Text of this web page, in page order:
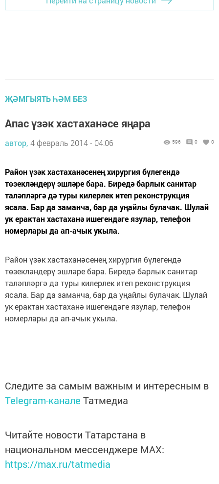
ҖӘМГЫЯТЬ ҺӘМ БЕЗ
Апас үзәк хастаханәсе яңара
автор, 4 февраль 2014 - 04:06 596 0 0
Район үзәк хастаханәсенең хирургия бүлегендә
төзекләндерү эшләре бара. Биредә барлык санитар
таләпләргә дә туры килерлек итеп реконструкция
ясала. Бар да заманча, бар да уңайлы булачак. Шулай
ук ерактан хастаханә ишегендәге язулар, телефон
номерлары да ап-ачык укыла.
Район үзәк хастаханәсенең хирургия бүлегендә
төзекләндерү эшләре бара. Биредә барлык санитар
таләпләргә дә туры килерлек итеп реконструкция
ясала. Бар да заманча, бар да уңайлы булачак. Шулай
ук ерактан хастаханә ишегендәге язулар, телефон
номерлары да ап-ачык укыла.
Следите за самым важным и интересным в
Telegram-канале Татмедиа
Читайте новости Татарстана в
национальном мессенджере MАХ:
https://max.ru/tatmedia